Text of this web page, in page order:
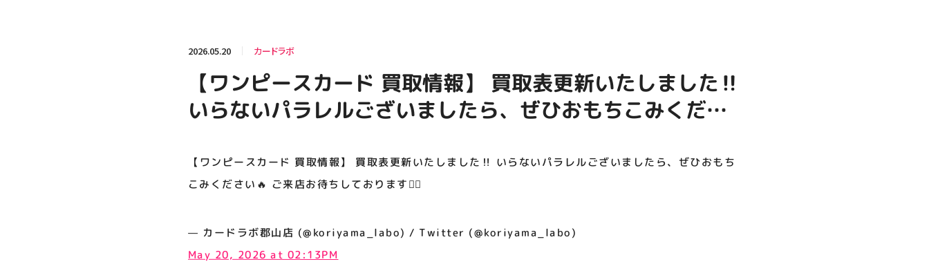
テナント出店募集
催事出店募集 EVENT
呪術廻戦PLAZA
EVENT
店頭キッチンカースペース 出店
カレンダー
EVENT
お祭りBBQビアガーデン 屋上
で好評営業中！
CAMPAIGN
ヨドバシカメラ 平日限定1時
間駐車サービス
CAMPAIGN
プレミアム駐車サービス [4～
8F専門店対象]
2026.05.20 カードラボ
【ワンピースカード 買取情報】 買取表更新いたしました‼️
いらないパラレルございましたら、ぜひおもちこみくださ
【ワンピースカード 買取情報】 買取表更新いたしました‼️ いらないパラレルございましたら、ぜひおもち
こみください🔥 ご来店お待ちしております🙇‍♀️
— カードラボ郡山店 (@koriyama_labo) / Twitter (@koriyama_labo)
May 20, 2026 at 02:13PM